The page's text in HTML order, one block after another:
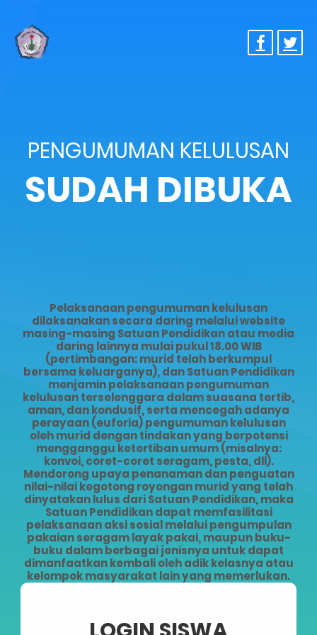
PENGUMUMAN KELULUSAN
SUDAH DIBUKA
Pelaksanaan pengumuman kelulusan
dilaksanakan secara daring melalui website
masing-masing Satuan Pendidikan atau media
daring lainnya mulai pukul 18.00 WIB
(pertimbangan: murid telah berkumpul
bersama keluarganya), dan Satuan Pendidikan
menjamin pelaksanaan pengumuman
kelulusan terselenggara dalam suasana tertib,
aman, dan kondusif, serta mencegah adanya
perayaan (euforia) pengumuman kelulusan
oleh murid dengan tindakan yang berpotensi
mengganggu ketertiban umum (misalnya:
konvoi, coret-coret seragam, pesta, dll).
Mendorong upaya penanaman dan penguatan
nilai-nilai kegotong royongan murid yang telah
dinyatakan lulus dari Satuan Pendidikan, maka
Satuan Pendidikan dapat memfasilitasi
pelaksanaan aksi sosial melalui pengumpulan
pakaian seragam layak pakai, maupun buku-
buku dalam berbagai jenisnya untuk dapat
dimanfaatkan kembali oleh adik kelasnya atau
kelompok masyarakat lain yang memerlukan.